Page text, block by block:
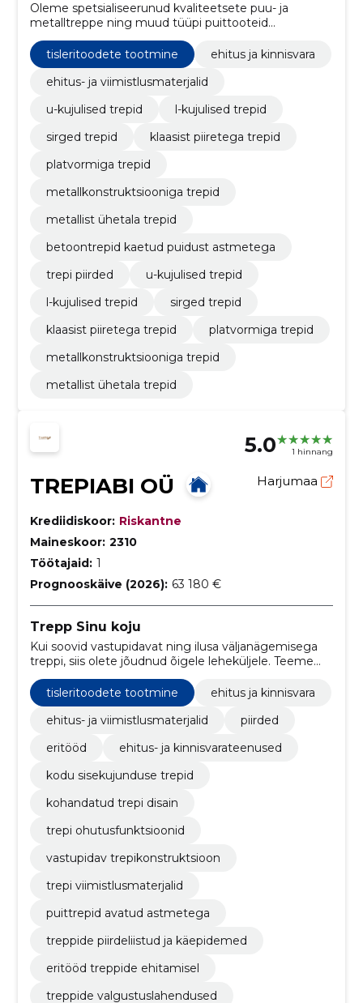
Oleme spetsialiseerunud kvaliteetsete puu- ja
metalltreppe ning muud tüüpi puittooteid
valmistavale ettevõttele, kes pakub individuaalselt
kohandatud ja loomingulisi lahendusi nõudlikele
kodu- ja äriruumidele.
tisleritoodete tootmine
ehitus ja kinnisvara
ehitus- ja viimistlusmaterjalid
u-kujulised trepid
l-kujulised trepid
sirged trepid
klaasist piiretega trepid
platvormiga trepid
metallkonstruktsiooniga trepid
metallist ühetala trepid
betoontrepid kaetud puidust astmetega
trepi piirded
u-kujulised trepid
l-kujulised trepid
sirged trepid
klaasist piiretega trepid
platvormiga trepid
metallkonstruktsiooniga trepid
metallist ühetala trepid
5.0 1 hinnang
TREPIABI OÜ Harjumaa
Krediidiskoor: Riskantne
Maineskoor: 2310
Töötajaid: 1
Prognooskäive (2026): 63 180 €
Trepp Sinu koju
Kui soovid vastupidavat ning ilusa väljanägemisega
treppi, siis olete jõudnud õigele leheküljele. Teeme
sobiva trepi ka Sulle!
tisleritoodete tootmine
ehitus ja kinnisvara
ehitus- ja viimistlusmaterjalid
piirded
eritööd
ehitus- ja kinnisvarateenused
kodu sisekujunduse trepid
kohandatud trepi disain
trepi ohutusfunktsioonid
vastupidav trepikonstruktsioon
trepi viimistlusmaterjalid
puittrepid avatud astmetega
treppide piirdeliistud ja käepidemed
eritööd treppide ehitamisel
treppide valgustuslahendused